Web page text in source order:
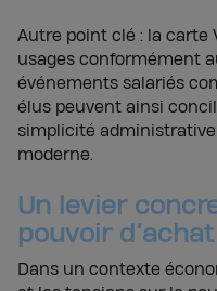
Autre point clé : la carte
usages conformément
événements salariés
élus peuvent ainsi
simplicité
moderne.
Un levier
pouvoir
Dans un contexte